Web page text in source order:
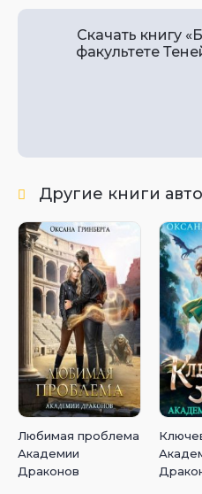
Скачать книгу
факультете
Другие книги
Любимая проблема
Академии
Драконов